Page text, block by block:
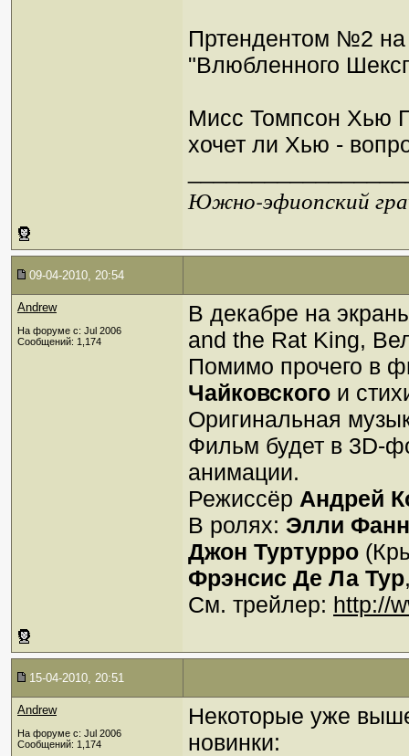
Пртендентом №2 на
"Влюбленного
Мисс Томпсон Хью
хочет ли Хью -
Южно-эфиопский
09-04-2010, 20:54
Andrew
На форуме с: Jul 2006
Сообщений: 1,174
В декабре на
and the Rat King,
Помимо прочего в
Чайковского и
Оригинальная
Фильм будет в 3D-
анимации.
Режиссёр Андрей
В ролях: Элли
Джон Туртурро
Фрэнсис Де Ла Тур
См. трейлер: http://
15-04-2010, 20:51
Andrew
На форуме с: Jul 2006
Сообщений: 1,174
Некоторые уже
новинки: